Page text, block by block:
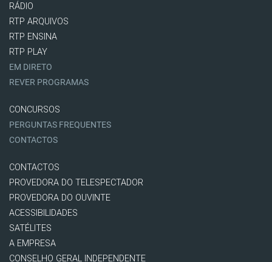
RÁDIO
RTP ARQUIVOS
RTP ENSINA
RTP PLAY
EM DIRETO
REVER PROGRAMAS
CONCURSOS
PERGUNTAS FREQUENTES
CONTACTOS
CONTACTOS
PROVEDORA DO TELESPECTADOR
PROVEDORA DO OUVINTE
ACESSIBILIDADES
SATÉLITES
A EMPRESA
CONSELHO GERAL INDEPENDENTE